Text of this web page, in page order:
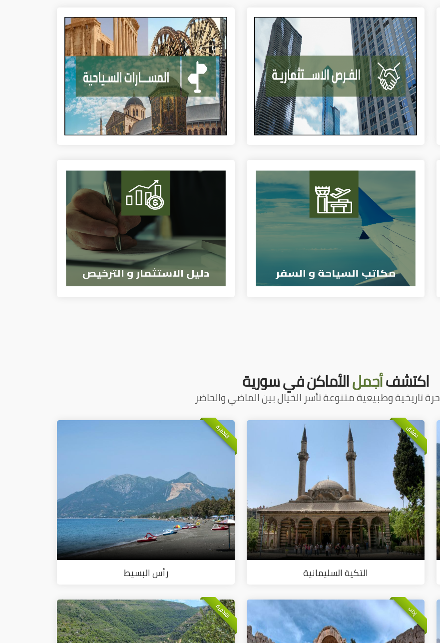
اكتشفأجملالأماكن في سورية
تاريخية وطبيعية متنوعة تأسر الخيال بين الماضي والحاضر
دمشق
التكية السليمانية
اللاذقية
رأس البسيط
إدلب اللاذقية